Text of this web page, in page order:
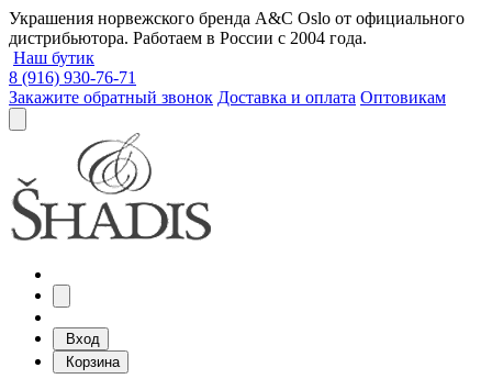
Украшения норвежского бренда A&C Oslo от официального
дистрибьютора. Работаем в России с 2004 года.
Наш бутик
8 (916) 930-76-71
Закажите обратный звонок Доставка и оплата Оптовикам
Вход
Корзина